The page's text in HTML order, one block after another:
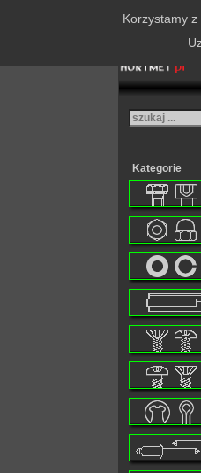
Kategorie
Korzystamy